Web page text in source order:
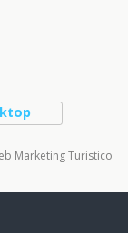
Marketing Turistico